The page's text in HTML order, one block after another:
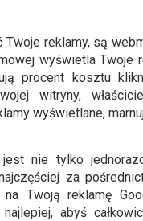
reklamy, są
wyświetla Twoje
procent kosztu
witryny,
wyświetlane,
nie tylko
za
na Twoją reklamę
abyś